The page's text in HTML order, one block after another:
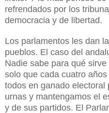
refrendados por los
democracia y de libertad.
Los parlamentos les dan
pueblos. El caso del
Nadie sabe para qué
solo que cada cuatro
todos en ganado electoral
urnas y mantengamos el
y de sus partidos. El